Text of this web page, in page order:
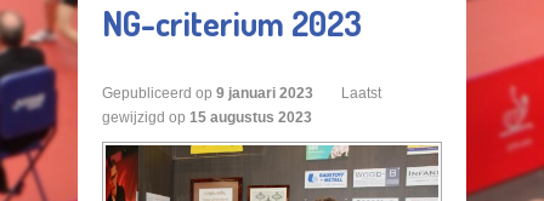
NG-criterium 2023
Gepubliceerd op 9 januari 2023
Laatst
gewijzigd op 15 augustus 2023